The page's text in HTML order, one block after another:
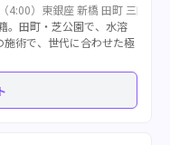
）東銀座 新橋 田町 三田 芝
。田町・芝公園で、水溶
術で、世代に合わせた極